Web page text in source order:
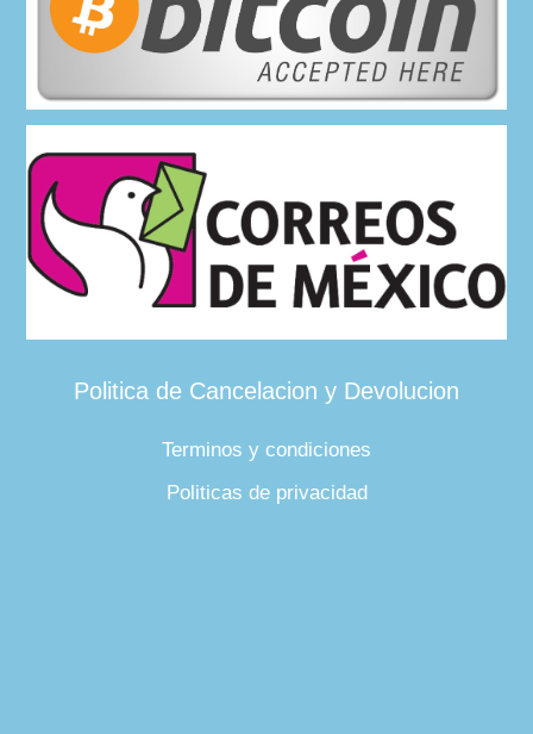
Politica de Cancelacion y Devolucion
Terminos y condiciones
Politicas de privacidad